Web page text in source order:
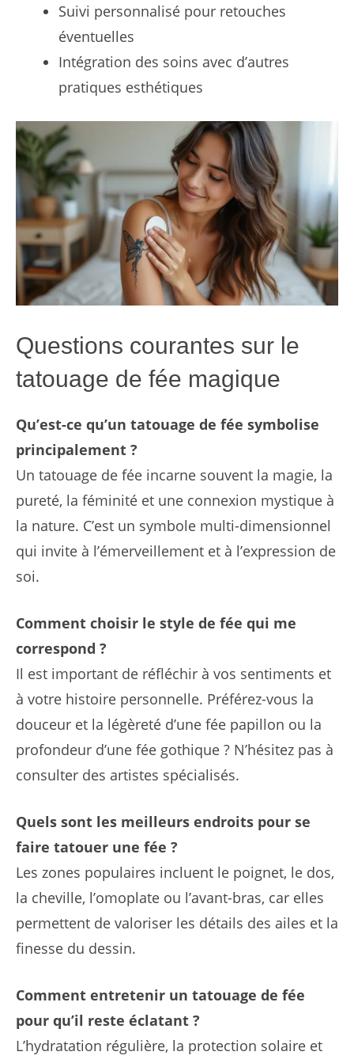
Suivi personnalisé pour retouches
éventuelles
Intégration des soins avec d’autres
pratiques esthétiques
Questions courantes sur le
tatouage de fée magique
Qu’est-ce qu’un tatouage de fée symbolise
principalement ?
Un tatouage de fée incarne souvent la magie, la
pureté, la féminité et une connexion mystique à
la nature. C’est un symbole multi-dimensionnel
qui invite à l’émerveillement et à l’expression de
soi.
Comment choisir le style de fée qui me
correspond ?
Il est important de réfléchir à vos sentiments et
à votre histoire personnelle. Préférez-vous la
douceur et la légèreté d’une fée papillon ou la
profondeur d’une fée gothique ? N’hésitez pas à
consulter des artistes spécialisés.
Quels sont les meilleurs endroits pour se
faire tatouer une fée ?
Les zones populaires incluent le poignet, le dos,
la cheville, l’omoplate ou l’avant-bras, car elles
permettent de valoriser les détails des ailes et la
finesse du dessin.
Comment entretenir un tatouage de fée
pour qu’il reste éclatant ?
L’hydratation régulière, la protection solaire et